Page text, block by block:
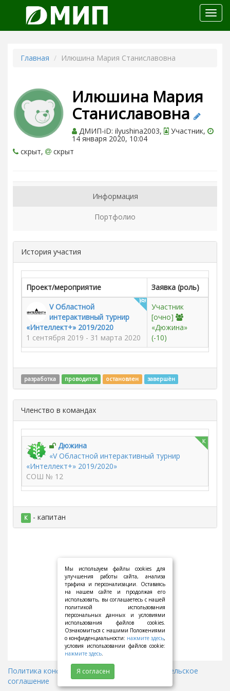
меню
Главная Илюшина Мария Станиславовна
Илюшина Мария
Станиславовна
ДМИП-iD: ilyushina2003, Участник,
14 января 2020, 10:04
скрыт,
скрыт
Информация
Портфолио
История участия
Проект/мероприятие
Заявка (роль)
V Областной
интерактивный турнир
«Интеллект+» 2019/2020
1 сентября 2019 - 31 марта 2020
Участник
[очно]
«Дюжина»
(-10)
разработка проводится остановлен завершён
Членство в командах
к
Дюжина
«V Областной интерактивный турнир
«Интеллект+» 2019/2020»
СОШ № 12
К - капитан
Политика конфиденциальности
Пользовательское
соглашение
Мы используем файлы cookies для
улучшения работы сайта, анализа
трафика и персонализации. Оставаясь
на нашем сайте и продолжая его
использовать, вы соглашаетесь с нашей
политикой использования
персональных данных и условиями
использования файлов cookies.
Ознакомиться с нашими Положениями
о конфиденциальности: нажмите здесь,
условия использовании файлов cookie:
нажмите здесь.
Я согласен